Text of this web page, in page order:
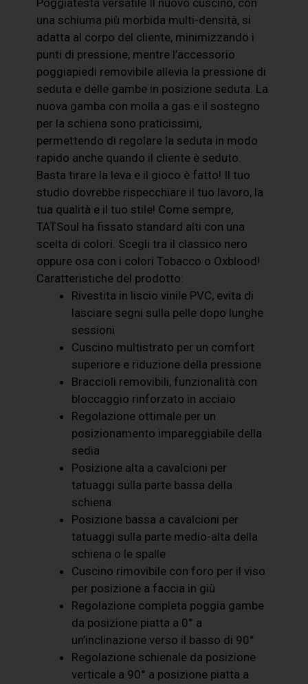
Poggiatesta versatile Il nuovo cuscino, con
una schiuma più morbida multi-densità, si
adatta al corpo del cliente, minimizzando i
punti di pressione, mentre l’accessorio
poggiapiedi removibile allevia la pressione di
seduta e delle gambe in posizione seduta. La
nuova gamba con molla a gas e il sostegno
per la schiena sono praticissimi,
permettendo di regolare la seduta in modo
rapido anche quando il cliente è seduto.
Basta tirare la leva e il gioco è fatto! Il tuo
studio dovrebbe rispecchiare il tuo lavoro, la
tua qualità e il tuo stile! Come sempre,
TATSoul ha fissato standard alti con una
scelta di colori. Scegli tra il classico nero
oppure osa con i colori Tobacco o Oxblood!
Caratteristiche del prodotto:
Rivestita in liscio vinile PVC, evita di
lasciare segni sulla pelle dopo lunghe
sessioni
Cuscino multistrato per un comfort
superiore e riduzione della pressione
Braccioli removibili, funzionalità con
bloccaggio rinforzato in acciaio
Regolazione ottimale per un
posizionamento impareggiabile della
sedia
Posizione alta a cavalcioni per
tatuaggi sulla parte bassa della
schiena
Posizione bassa a cavalcioni per
tatuaggi sulla parte medio-alta della
schiena o le spalle
Cuscino rimovibile con foro per il viso
per posizione a faccia in giù
Regolazione completa poggia gambe
da posizione piatta a 0° a
un’inclinazione verso il basso di 90°
Regolazione schienale da posizione
verticale a 90° a posizione piatta a